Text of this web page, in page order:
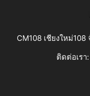
CM108 เชียงใหม่
ติดต่อเรา: